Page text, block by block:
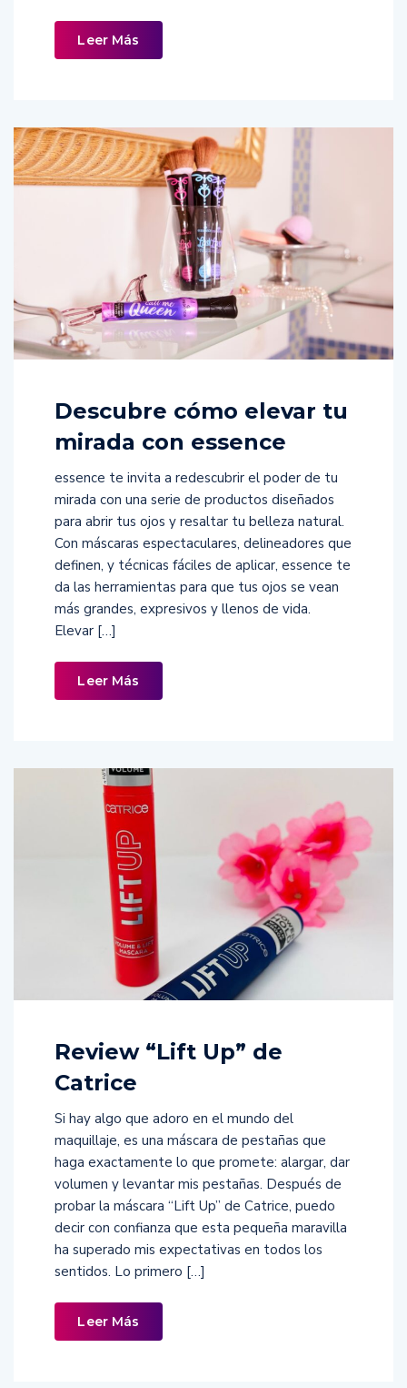
Leer Más
Descubre cómo elevar tu
mirada con essence
essence te invita a redescubrir el poder de tu
mirada con una serie de productos diseñados
para abrir tus ojos y resaltar tu belleza natural.
Con máscaras espectaculares, delineadores que
definen, y técnicas fáciles de aplicar, essence te
da las herramientas para que tus ojos se vean
más grandes, expresivos y llenos de vida.
Elevar […]
Leer Más
Review “Lift Up” de
Catrice
Si hay algo que adoro en el mundo del
maquillaje, es una máscara de pestañas que
haga exactamente lo que promete: alargar, dar
volumen y levantar mis pestañas. Después de
probar la máscara “Lift Up” de Catrice, puedo
decir con confianza que esta pequeña maravilla
ha superado mis expectativas en todos los
sentidos. Lo primero […]
Leer Más